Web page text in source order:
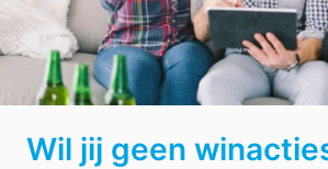
Wil jij geen